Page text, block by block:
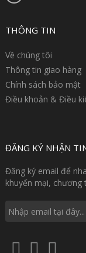
THÔNG TIN
Về chúng tôi
Thông tin giao hàng
Chính sách bảo mật
Điều khoản & Điều
ĐĂNG KÝ NHẬN
Đăng ký email để
khuyến mại, chương